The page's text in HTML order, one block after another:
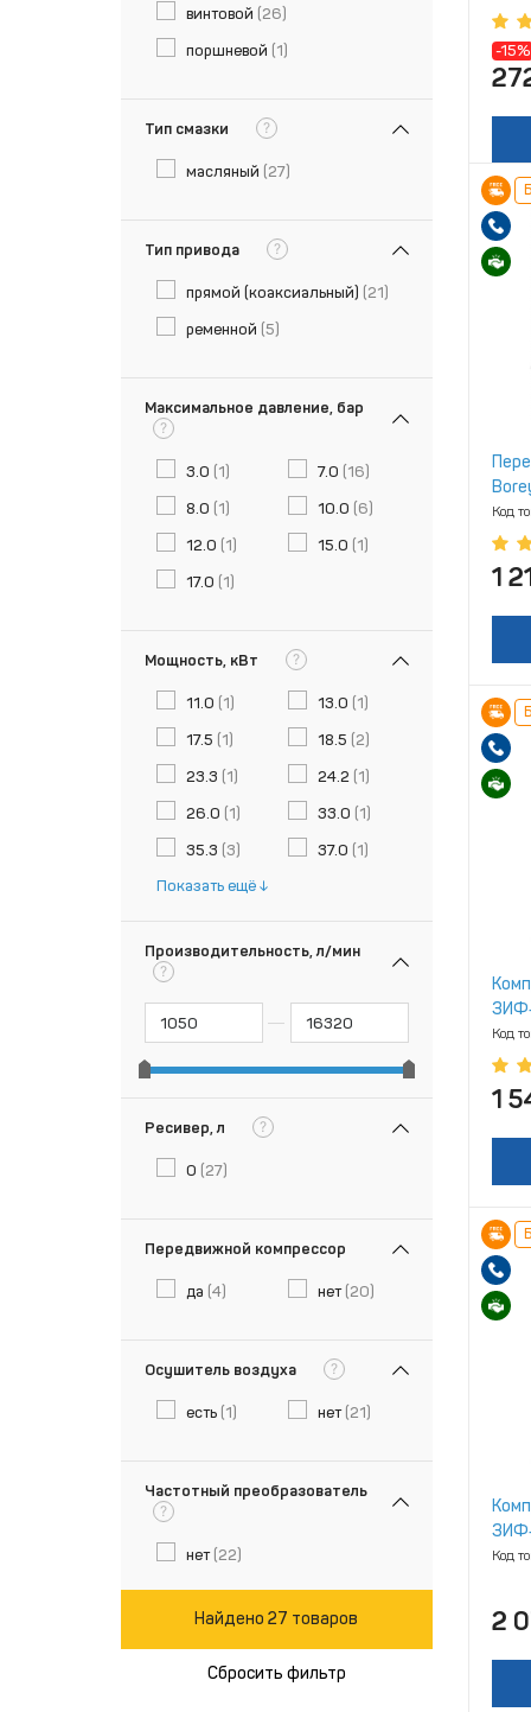
винтовой (26)
поршневой (1)
Тип смазки ?
масляный (27)
Тип привода ?
прямой (коаксиальный) (21)
ременной (5)
Максимальное давление, бар
?
3.0 (1) 7.0 (16)
8.0 (1) 10.0 (6)
12.0 (1) 15.0 (1)
17.0 (1)
Мощность, кВт ?
11.0 (1) 13.0 (1)
17.5 (1) 18.5 (2)
23.3 (1) 24.2 (1)
26.0 (1) 33.0 (1)
35.3 (3) 37.0 (1)
Показать ещё
Производительность, л/мин
?
Ресивер, л ?
0 (27)
Передвижной компрессор
да (4) нет (20)
Осушитель воздуха ?
есть (1) нет (21)
Частотный преобразователь
?
нет (22)
Найдено 27 товаров
Сбросить фильтр
-15%
Код
1
Код
1
Код
2